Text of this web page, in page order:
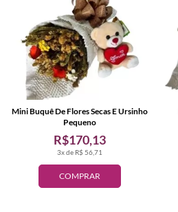
COMPRAR
3x de R$ 56,71
R$170,13
Mini Buquê De Flores Secas E Ursinho
Pequeno